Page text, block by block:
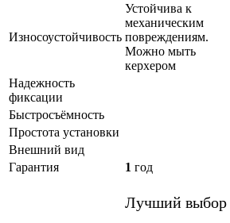
Износоустойчивость
Устойчива к
механическим
повреждениям.
Можно мыть
керхером
Надежность
фиксации
Быстросъёмность
Простота установки
Внешний вид
Гарантия
1 год
Лучший выбор